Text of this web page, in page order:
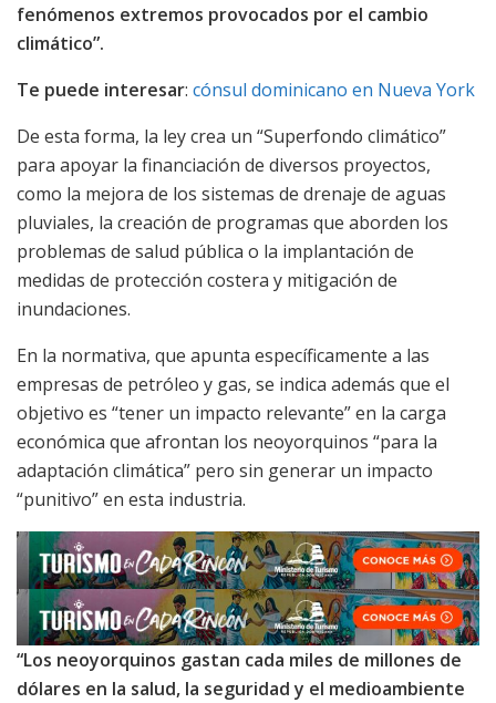
fenómenos extremos provocados por el cambio
climático”.
Te puede interesar: cónsul dominicano en Nueva York
De esta forma, la ley crea un “Superfondo climático”
para apoyar la financiación de diversos proyectos,
como la mejora de los sistemas de drenaje de aguas
pluviales, la creación de programas que aborden los
problemas de salud pública o la implantación de
medidas de protección costera y mitigación de
inundaciones.
En la normativa, que apunta específicamente a las
empresas de petróleo y gas, se indica además que el
objetivo es “tener un impacto relevante” en la carga
económica que afrontan los neoyorquinos “para la
adaptación climática” pero sin generar un impacto
“punitivo” en esta industria.
“Los neoyorquinos gastan cada miles de millones de
dólares en la salud, la seguridad y el medioambiente